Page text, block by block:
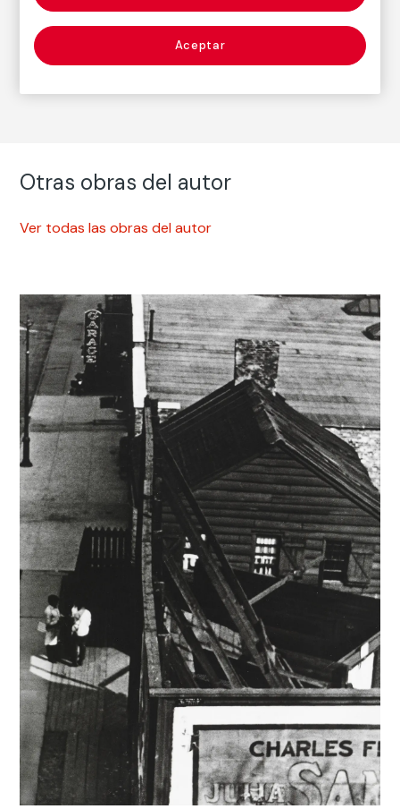
Fotografía
Otras obras del autor
Ver todas las obras del autor
Aceptar